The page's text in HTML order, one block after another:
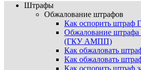
Штрафы
Обжалование штрафов
Как оспорить штраф
Обжалование штрафа
(ГКУ АМПП)
Как обжаловать
Как обжаловать
Как оспорить штраф